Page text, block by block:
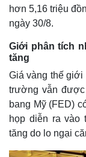
hơn 5,16 triệu
ngày 30/8.
Giới phân tích
tăng
Giá vàng thế giới
trường vẫn
bang Mỹ (FED)
họp diễn ra vào
tăng do lo ngại